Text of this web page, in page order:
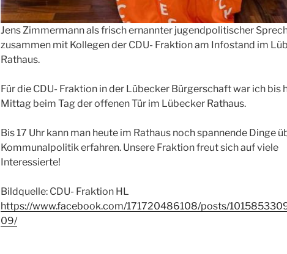
Jens Zimmermann als frisch ernannter jugendpolitischer
zusammen mit Kollegen der CDU- Fraktion am Infostand im
Rathaus.
Für die CDU- Fraktion in der Lübecker Bürgerschaft war ich bis
Mittag beim Tag der offenen Tür im Lübecker Rathaus.
Bis 17 Uhr kann man heute im Rathaus noch spannende Dinge
Kommunalpolitik erfahren. Unsere Fraktion freut sich auf viele
Interessierte!
Bildquelle: CDU- Fraktion HL
https://www.facebook.com/171720486108/posts/
09/